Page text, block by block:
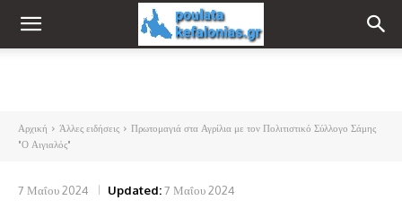
Αρχική Άλλες ειδήσεις
Πρωτομαγιά στα Αγρίλια με τον Πολιτιστικό Σύλλογο Σάμης
"Ο Αιγιαλός"
7 Μαΐου 2024 Updated:7 Μαΐου 2024